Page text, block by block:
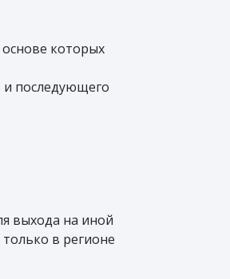
которых
последующего
выхода на иной
в регионе